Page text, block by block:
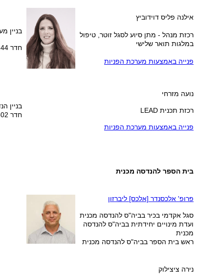
אילנה פליס דוידוביץ
רכזת מנהל - מתן סיוע לסגל זוטר, טיפול
במלגות תואר שלישי
פנייה באמצעות מערכת הפניות
בניין
חדר 244
נועה מזרחי
רכזת תכנית LEAD
פנייה באמצעות מערכת הפניות
בניין
חדר 502
בית הספר להנדסה מכנית
פרופ' אלכסנדר [אלכס] ליברזון
סגל אקדמי בכיר בביה"ס להנדסה מכנית
ועדת מינויים יחידתית בביה"ס להנדסה
מכנית
ראש בית הספר בביה"ס להנדסה מכנית
נירה ציצילוק